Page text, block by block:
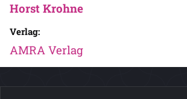
Horst Krohne
Verlag:
AMRA Verlag